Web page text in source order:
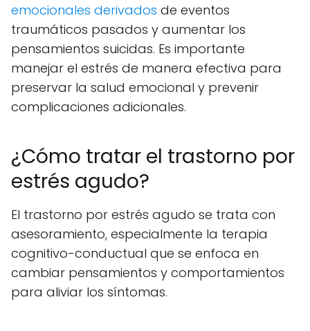
emocionales derivados de eventos
traumáticos pasados y aumentar los
pensamientos suicidas. Es importante
manejar el estrés de manera efectiva para
preservar la salud emocional y prevenir
complicaciones adicionales.
¿Cómo tratar el trastorno por
estrés agudo?
El trastorno por estrés agudo se trata con
asesoramiento, especialmente la terapia
cognitivo-conductual que se enfoca en
cambiar pensamientos y comportamientos
para aliviar los síntomas.